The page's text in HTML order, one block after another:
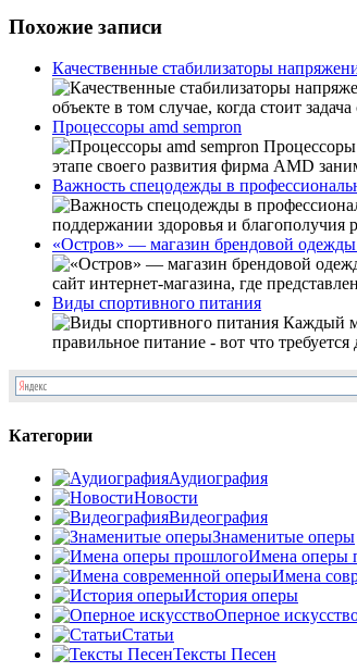
Похожие записи
Качественные стабилизаторы
объекте в том случае, когда стоит
Процессоры amd sempron
Процессоры
этапе своего развития фирма AMD
Важность спецодежды в
поддержании здоровья и благополучия
«Остров» — магазин брендовой
сайт интернет-магазина, где
Виды спортивного питания
Каждый
правильное питание - вот что
Категории
Аудиография
Новости
Видеография
Знаменитые оперы
Имена оперы
Имена
История оперы
Оперное
Статьи
Тексты Песен